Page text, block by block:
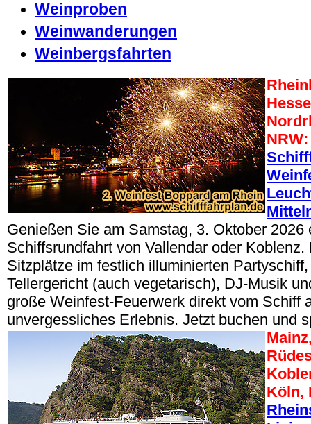
Weinproben
Weinwanderungen
Weinbergsfahrten
NRW:
Genießen Sie am Samstag, 3. Oktober 2026
Schiffsrundfahrt von Vallendar oder Koblenz.
Sitzplätze im festlich illuminierten
Tellergericht (auch vegetarisch), DJ-Musik
große Weinfest-Feuerwerk direkt vom Schiff
unvergessliches Erlebnis. Jetzt buchen und
Köln,